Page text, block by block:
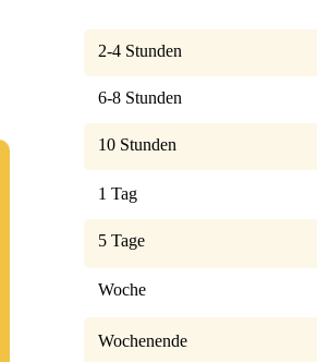
2-4 Stunden
6-8 Stunden
10 Stunden
1 Tag
5 Tage
Woche
Wochenende